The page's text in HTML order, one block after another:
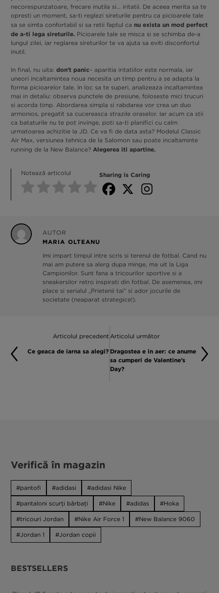
necorespunzatoare, frecare inutila si… iritatii. De aceea merita sa te
opresti un moment, sa-ti reglezi sireturile pentru ca picioarele tale
sa se simta confortabil si sa retii faptul ca nu exista un mod perfect
de a-ti lega sireturile. Picioarele tale se misca si se schimba de-a
lungul zilei, iar reglarea sireturilor te va ajuta sa eviti disconfortul
inutil.
In final, nu uita: don’t panic– aparitia iritatiilor este normala, iar
uneori incaltamintea noua necesita un timp pentru a se adapta la
forma picioarelor tale. In loc sa te superi, analizeaza incaltamintea
mai in detaliu: observa punctele de presiune, foloseste mici trucuri
si acorda timp. Abordarea simpla si rabdarea vor crea un duo
armonios, pregatit sa cucereasca strazile oraselor. Iar acum ca stii
ca bataturile nu te pot invinge, poti sa-ti planifici cu calm
urmatoarea achizitie la JD. Ce va fi de data asta? Modelul Classic
Air Max, versiunea tehnica de la Salomon sau poate incaltaminte
running de la New Balance? Alegerea iti apartine.
Notează articolul Sharing is Caring
AUTOR
MARIA OLTEANU
Imi impart timpul intre scris si terenul de fotbal. Cand nu
mai am putere sa alerg dupa minge, ma uit la Liga
Campionilor. Sunt fana a tricourilor sportive si a
sneakersilor retro inspirati din fotbal. De asemenea, imi
place si serialul „Prietenii tai” si ador jocurile de
societate (neaparat strategice!).
Articolul precedent
Ce geaca de iarna sa alegi?
Articolul următor
Dragostea e in aer: ce anume
sa cumperi de Valentine’s
Day?
Verifică în magazin
pantofi adidasi adidasi Nike
pantaloni scurți bărbați Nike adidas Hoka
tricouri Jordan Nike Air Force 1 New Balance 9060
Jordan 1 Jordan copii
BESTSELLERS